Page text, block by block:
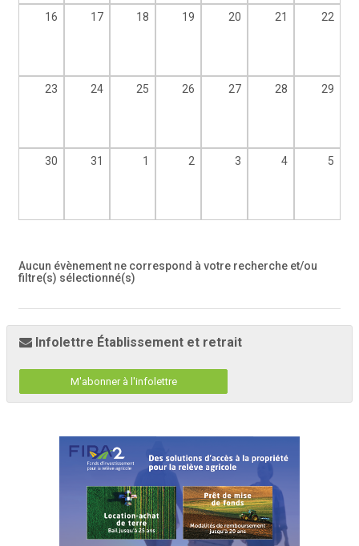
16 17 18 19 20 21 22
23 24 25 26 27 28 29
30 31 1 2 3 4 5
Aucun évènement ne correspond à votre recherche et/ou
filtre(s) sélectionné(s)
Infolettre Établissement et retrait
M'abonner à l'infolettre